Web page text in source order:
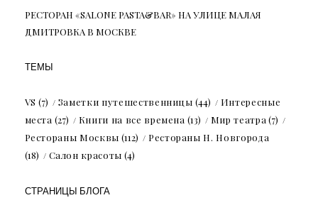
РЕСТОРАН «SALONE PASTA&BAR» НА УЛИЦЕ МАЛАЯ
ДМИТРОВКА В МОСКВЕ
ТЕМЫ
VS (7) Заметки путешественницы (44)
Интересные
места (27) Книги на все времена (13) Мир театра (7)
Рестораны Москвы (112)
Рестораны Н. Новгорода
(18)
Салон красоты (4)
СТРАНИЦЫ БЛОГА